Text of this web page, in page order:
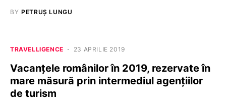
BY PETRUȘ LUNGU
TRAVELLIGENCE 23 APRILIE 2019
Vacanțele românilor în 2019, rezervate în
mare măsură prin intermediul agențiilor
de turism